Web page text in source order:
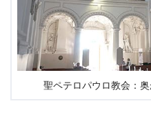
聖ペテロパウロ教会：